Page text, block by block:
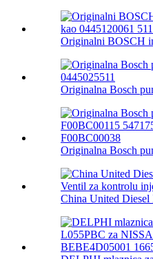
Originalni BOSCH
Originalna Bosch
Originalna Bosch
China United Diesel